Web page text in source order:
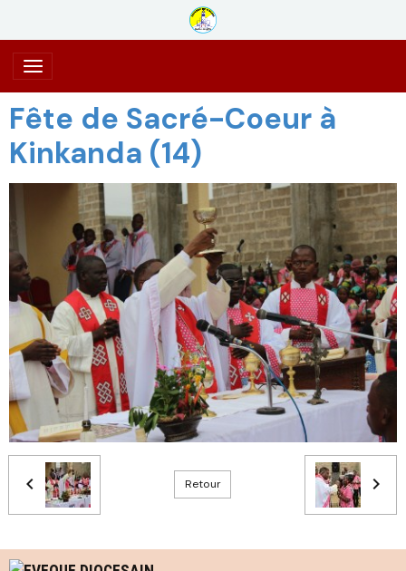
Fête de Sacré-Coeur à
Kinkanda (14)
Retour